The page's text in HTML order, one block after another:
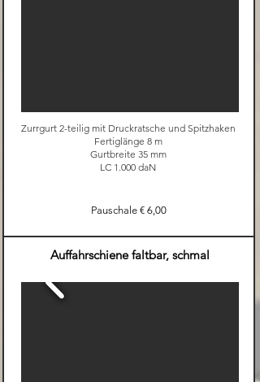
Zurrgurt 2-teilig mit Druckratsche und Spitzhaken
Fertiglänge 8 m
Gurtbreite 35 mm
LC 1.000 daN
Pauschale € 6,00
Auffahrschiene faltbar, schmal